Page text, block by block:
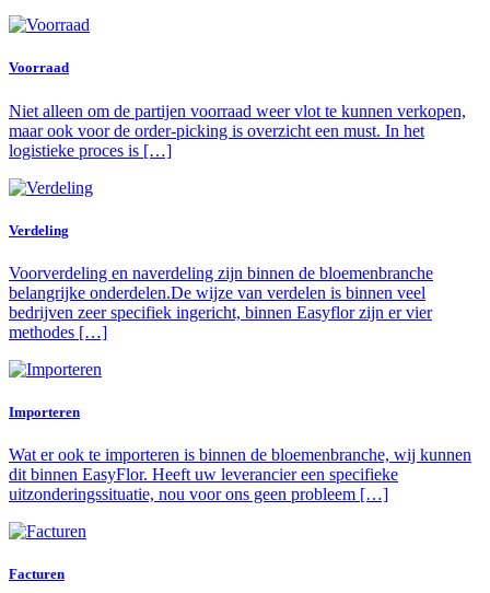
Voorraad
Niet alleen om de partijen voorraad weer vlot te kunnen verkopen,
maar ook voor de order-picking is overzicht een must. In het
logistieke proces is […]
Verdeling
Voorverdeling en naverdeling zijn binnen de bloemenbranche
belangrijke onderdelen.De wijze van verdelen is binnen veel
bedrijven zeer specifiek ingericht, binnen Easyflor zijn er vier
methodes […]
Importeren
Wat er ook te importeren is binnen de bloemenbranche, wij kunnen
dit binnen EasyFlor. Heeft uw leverancier een specifieke
uitzonderingssituatie, nou voor ons geen probleem […]
Facturen